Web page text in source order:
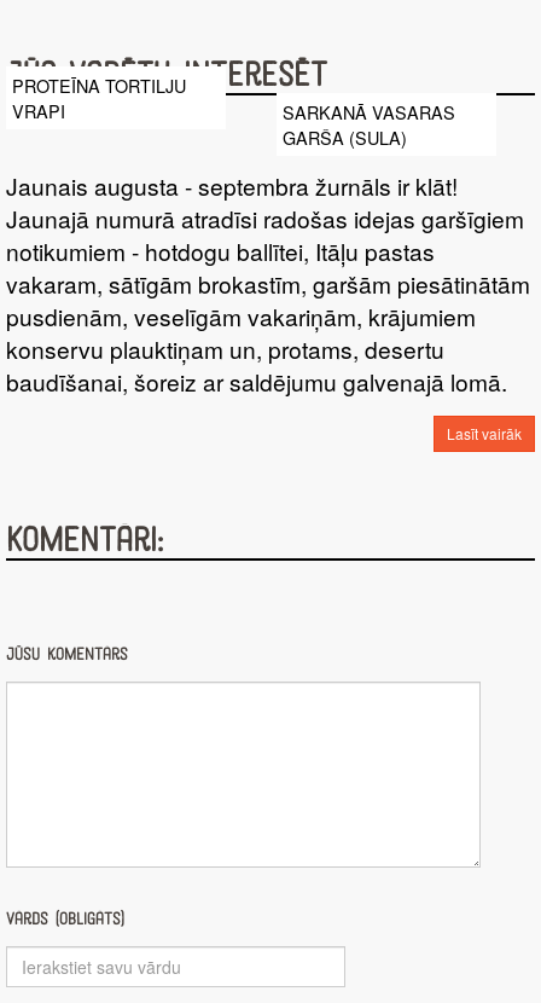
Jūs varētu interesēt
PROTEĪNA TORTILJU
VRAPI
SARKANĀ VASARAS
GARŠA (SULA)
Jaunais augusta - septembra žurnāls ir klāt!
Jaunajā numurā atradīsi radošas idejas garšīgiem
notikumiem - hotdogu ballītei, Itāļu pastas
vakaram, sātīgām brokastīm, garšām piesātinātām
pusdienām, veselīgām vakariņām, krājumiem
konservu plauktiņam un, protams, desertu
baudīšanai, šoreiz ar saldējumu galvenajā lomā.
Lasīt vairāk
Komentāri:
Jūsu komentārs
Vārds (obligāts)